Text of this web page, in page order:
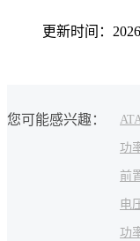
更新时间：
您可能感兴趣：
功
前
电
功